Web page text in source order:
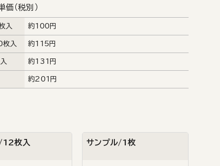
（税別）
入 約100円
入 約115円
約131円
約201円
12枚入 サンプル/1枚